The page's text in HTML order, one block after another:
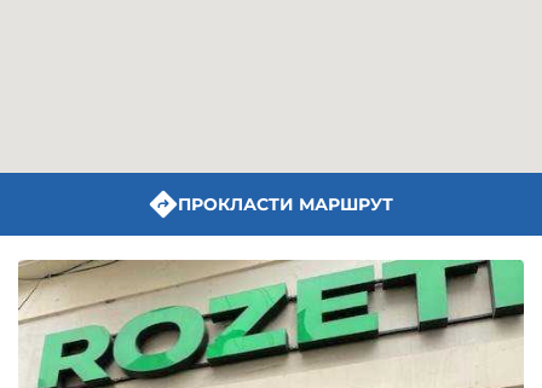
ПРОКЛАСТИ МАРШРУТ